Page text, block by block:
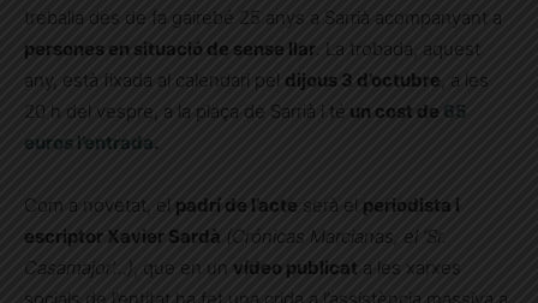
treballa des de fa gairebé 25 anys a Sarrià acompanyant a
persones en situació de sense llar. La trobada, aquest
any, està fixada al calendari pel dijous 3 d’octubre
, a les
20 h del vespre, a la plaça de Sarrià i té un cost de 65
euros l’entrada.
Com a novetat, el padrí de l’acte serà el periodista i
escriptor Xavier Sardà (Crónicas Marcianas, el ‘Sr.
Casamajor’…) , que en un vídeo publicat a les xarxes